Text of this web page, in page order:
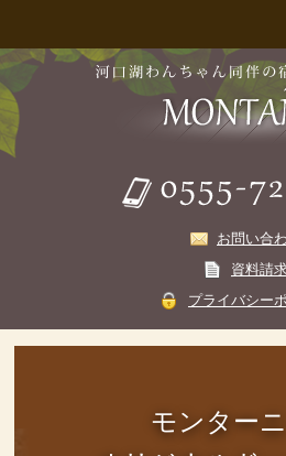
お問い合
資料請
プライバシー
モンターニ